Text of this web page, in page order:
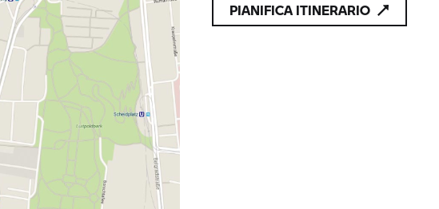
PIANIFICA ITINERARIO